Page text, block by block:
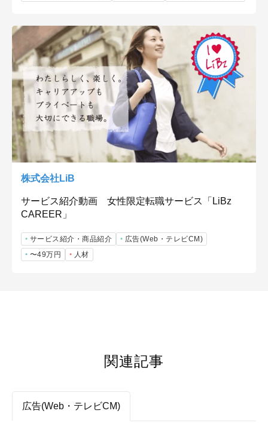
株式会社LiB
サービス紹介動画 女性限定転職サービス「LiBz
CAREER」
サービス紹介・商品紹介
広告(Web・テレビCM)
〜49万円
人材
関連記事
広告(Web・テレビCM)